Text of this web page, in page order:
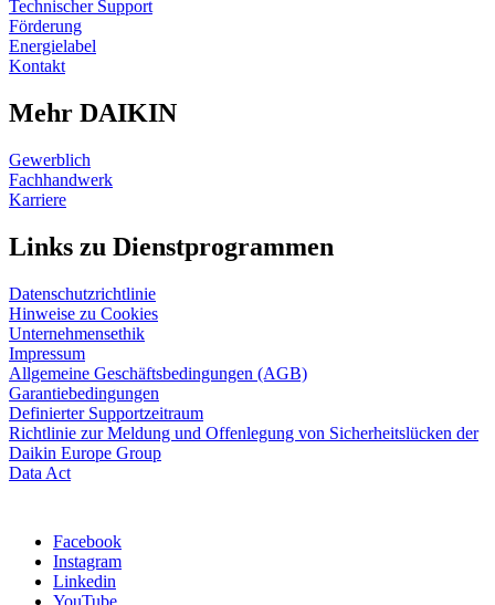
Technischer Support
Förderung
Energielabel
Kontakt
Mehr DAIKIN
Gewerblich
Fachhandwerk
Karriere
Links zu Dienstprogrammen
Datenschutzrichtlinie
Hinweise zu Cookies
Unternehmensethik
Impressum
Allgemeine Geschäftsbedingungen (AGB)
Garantiebedingungen
Definierter Supportzeitraum
Richtlinie zur Meldung und Offenlegung von Sicherheitslücken der
Daikin Europe Group
Data Act
Facebook
Instagram
Linkedin
YouTube